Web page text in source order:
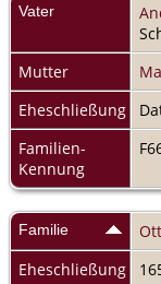
Vater
Mutter
Eheschließung
Familien-
Kennung
Familie
Eheschließung